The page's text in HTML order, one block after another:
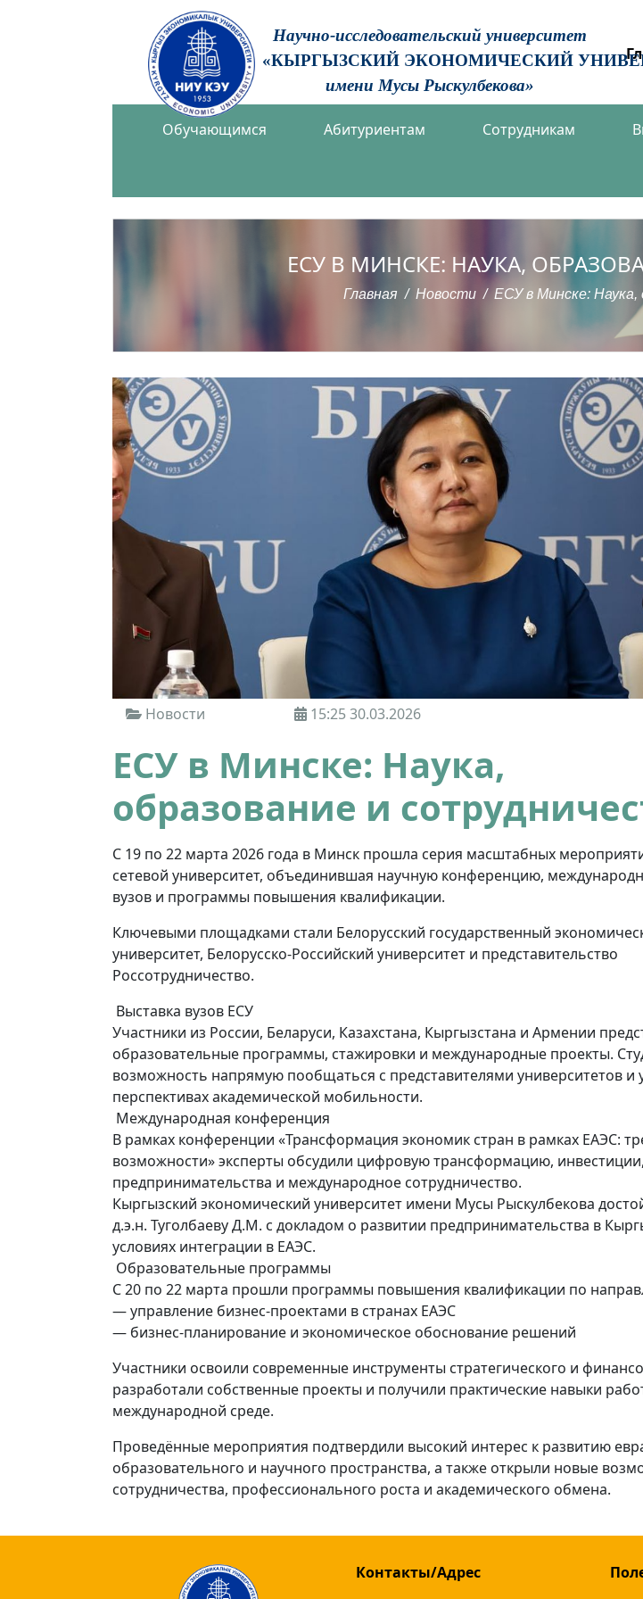
Научно-исследовательский университет
«КЫРГЫЗСКИЙ ЭКОНОМИЧЕСКИЙ
имени Мусы Рыскулбекова»
Обучающимся Абитуриентам Сотрудникам
ЕСУ В МИНСКЕ: НАУКА,
Главная Новости ЕСУ в Минске: Наука,
Новости 15:25 30.03.2026
ЕСУ в Минске: Наука,
образование и
С 19 по 22 марта 2026 года в Минск прошла серия масштабных
сетевой университет, объединившая научную конференцию,
вузов и программы повышения квалификации.
Ключевыми площадками стали Белорусский государственный
университет, Белорусско-Российский университет и представительство
Россотрудничество.
Выставка вузов ЕСУ
Участники из России, Беларуси, Казахстана, Кыргызстана и Армении
образовательные программы, стажировки и международные проекты.
возможность напрямую пообщаться с представителями университетов и
перспективах академической мобильности.
Международная конференция
В рамках конференции «Трансформация экономик стран в рамках ЕАЭС:
возможности» эксперты обсудили цифровую трансформацию,
предпринимательства и международное сотрудничество.
Кыргызский экономический университет имени Мусы Рыскулбекова
д.э.н. Туголбаеву Д.М. с докладом о развитии предпринимательства в
условиях интеграции в ЕАЭС.
Образовательные программы
С 20 по 22 марта прошли программы повышения квалификации по
— управление бизнес-проектами в странах ЕАЭС
— бизнес-планирование и экономическое обоснование решений
Участники освоили современные инструменты стратегического и
разработали собственные проекты и получили практические навыки
международной среде.
Проведённые мероприятия подтвердили высокий интерес к развитию
образовательного и научного пространства, а также открыли новые
сотрудничества, профессионального роста и академического обмена.
Контакты/Адрес